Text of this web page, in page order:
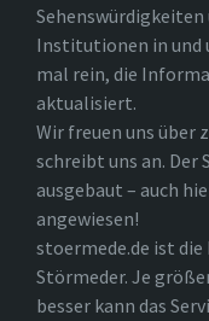
Institutionen in und
mal rein, die
aktualisiert.
Wir freuen uns
schreibt uns an. Der
ausgebaut – auch
angewiesen!
stoermede.de ist
Störmeder. Je
besser kann das